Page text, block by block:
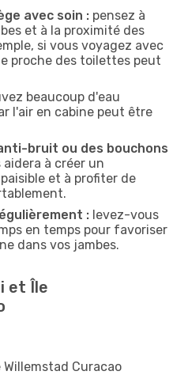
avec soin : pensez à
et à la proximité des
si vous voyagez avec
proche des toilettes peut
beaucoup d'eau
l'air en cabine peut être
bruit ou des bouchons
aidera à créer un
et à profiter de
: levez-vous
en temps pour favoriser
dans vos jambes.
et Île
Willemstad Curacao